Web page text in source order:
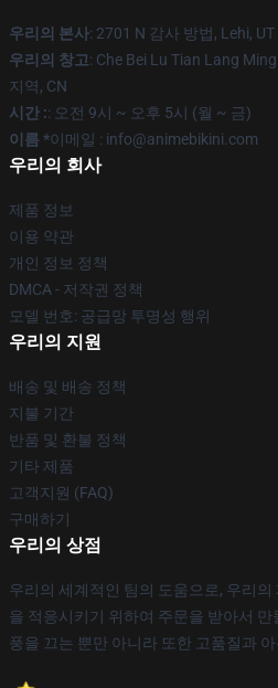
우리의 본사: 2701 N 감사 방법, Lehi,
우리의 창고: Che Bei Lu Tian Lang
지역, CN
시간 :: 오전 9시 ~ 오후 5시 (월 ~ 금)
이름 *이메일 : info@animebikini.com
우리의 회사
제품 정보
이용 약관
개인 정보 정책
DMCA - 저작권 정책
모델 번호: 공급망 투명성 행위
우리의 지원
배송 및 배송 정책
지불 기간
반품 및 환불 정책
기타 제품
고객지원 (FAQ)
구매하기
우리의 상점
우리의 세계적인 팀의 도움으로, 우리
을 적응시키기 위하여 주문을 받아서
풍을 끄는 뿐만 아니라 또한 고품질과